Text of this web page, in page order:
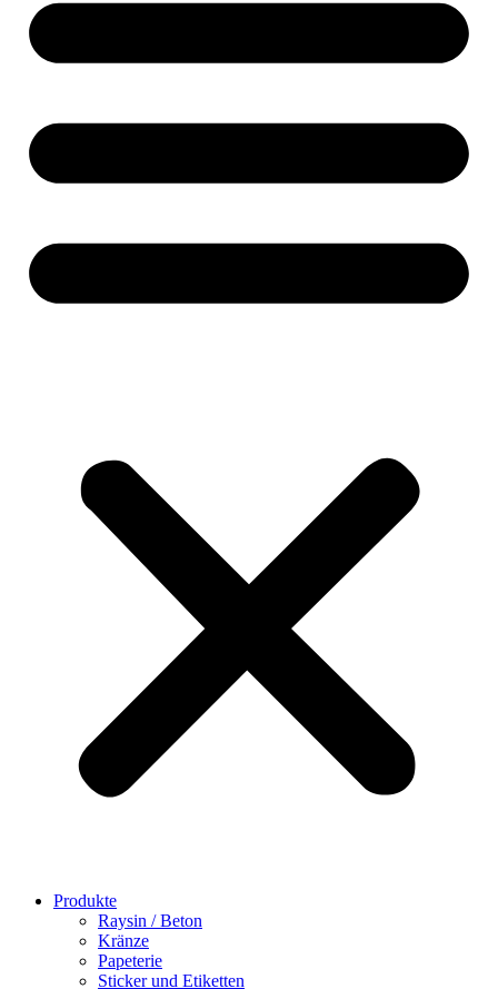
Produkte
Raysin / Beton
Kränze
Papeterie
Sticker und Etiketten